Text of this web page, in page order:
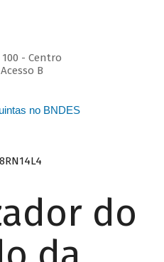
- Centro
B
no BNDES
do